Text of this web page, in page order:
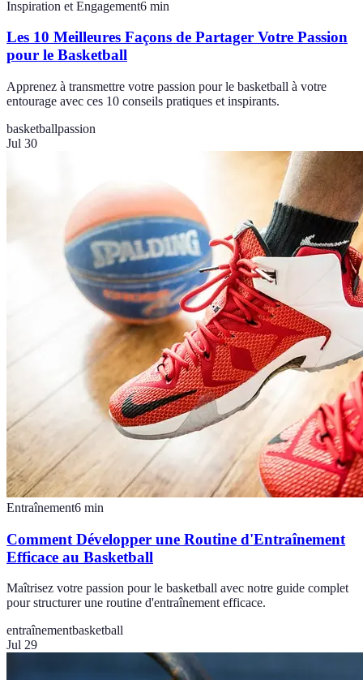
Inspiration et Engagement6 min
Les 10 Meilleures Façons de Partager Votre Passion
pour le Basketball
Apprenez à transmettre votre passion pour le basketball à votre
entourage avec ces 10 conseils pratiques et inspirants.
basketballpassion
Jul 30
Entraînement6 min
Comment Développer une Routine d'Entraînement
Efficace au Basketball
Maîtrisez votre passion pour le basketball avec notre guide complet
pour structurer une routine d'entraînement efficace.
entraînementbasketball
Jul 29